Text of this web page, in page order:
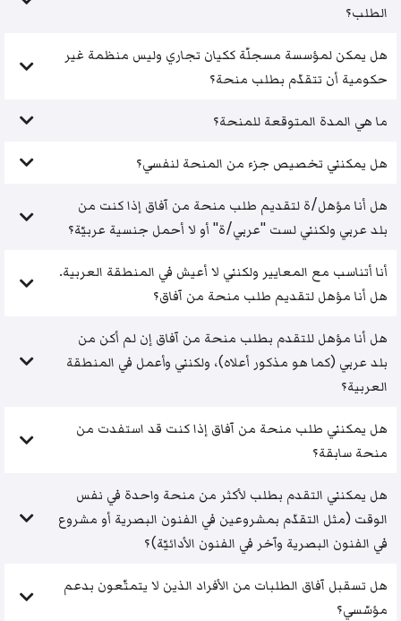
الطلب؟
هل يمكن لمؤسسة مسجلّة ككيان تجاري وليس منظمة غير
حكومية أن تتقدّم بطلب منحة؟
ما هي المدة المتوقعة للمنحة؟
هل يمكنني تخصيص جزء من المنحة لنفسي؟
هل أنا مؤهل/ة لتقديم طلب منحة من آفاق إذا كنت من
بلد عربي ولكنني لست "عربي/ة" أو لا أحمل جنسية عربيّة؟
أنا أتناسب مع المعايير ولكنني لا أعيش في المنطقة العربية.
هل أنا مؤهل لتقديم طلب منحة من آفاق؟
هل أنا مؤهل للتقدم بطلب منحة من آفاق إن لم أكن من
بلد عربي (كما هو مذكور أعلاه)، ولكنني وأعمل في المنطقة
العربية؟
هل يمكنني طلب منحة من آفاق إذا كنت قد استفدت من
منحة سابقة؟
هل يمكنني التقدم بطلب لأكثر من منحة واحدة في نفس
الوقت (مثل التقدّم بمشروعين في الفنون البصرية أو مشروع
في الفنون البصرية وآخر في الفنون الأدائيّة)؟
هل تسقبل آفاق الطلبات من الأفراد الذين لا يتمتّعون بدعم
مؤسّسي؟